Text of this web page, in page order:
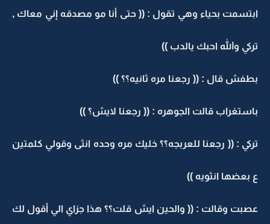
ابتسمت بحياء وهي تقول : (( حتى أنا مو مصدقه إني معاك ,
تركي والله احبك يالدب ))
بطفش قال : (( رجعنا مره ثانيه؟؟ ))
باستغراب قالت الجوهره : (( رجعنا لايش؟ ))
تركي : (( رجعنا للعربجه؟؟ خليك مره وحده انثى وقولي كلمتين
ع بعضها انثويه ))
عصبت وقالت : (( والحين ايش قلت؟؟ هذا جزاي الي أقول لك